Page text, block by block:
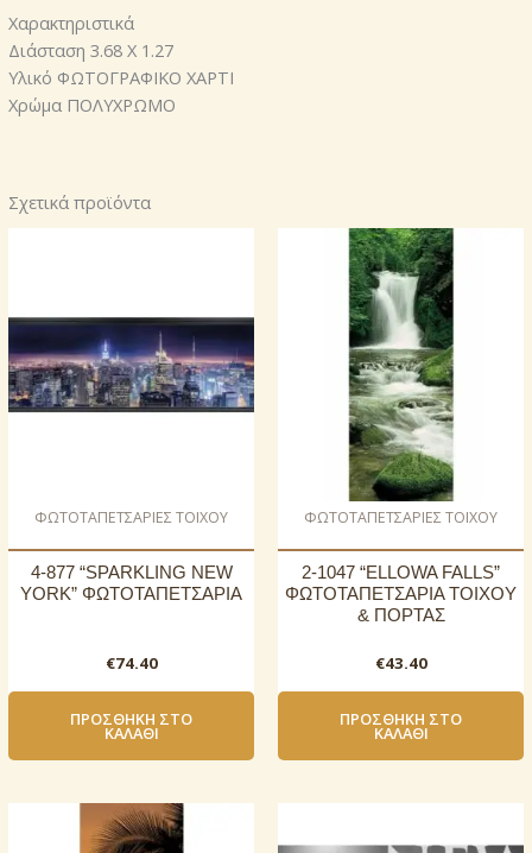
Χαρακτηριστικά
Διάσταση 3.68 X 1.27
Υλικό ΦΩΤΟΓΡΑΦΙΚΟ ΧΑΡΤΙ
Χρώμα ΠΟΛΥΧΡΩΜΟ
Σχετικά προϊόντα
ΦΩΤΟΤΑΠΕΤΣΑΡΙΕΣ ΤΟΙΧΟΥ
4-877 “SPARKLING NEW
YORK” ΦΩΤΟΤΑΠΕΤΣΑΡΙΑ
€74.40
ΠΡΟΣΘΉΚΗ ΣΤΟ
ΚΑΛΆΘΙ
ΦΩΤΟΤΑΠΕΤΣΑΡΙΕΣ ΤΟΙΧΟΥ
2-1047 “ELLOWA FALLS”
ΦΩΤΟΤΑΠΕΤΣΑΡΙΑ ΤΟΙΧΟΥ
& ΠΟΡΤΑΣ
€43.40
ΠΡΟΣΘΉΚΗ ΣΤΟ
ΚΑΛΆΘΙ